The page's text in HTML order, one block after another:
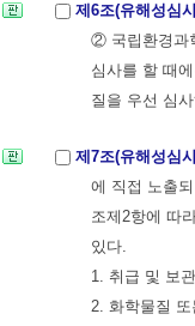
제6조(유해성심
② 국립환경과
심사를 할 때
질을 우선 심
제7조(유해성심
에 직접 노출
조제2항에 따
있다.
1. 취급 및 보
2. 화학물질